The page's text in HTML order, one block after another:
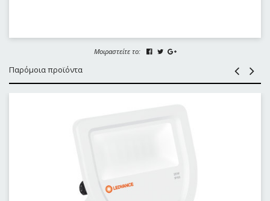
Μοιραστείτε το:
Παρόμοια προϊόντα